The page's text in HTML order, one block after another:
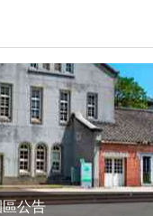
公告